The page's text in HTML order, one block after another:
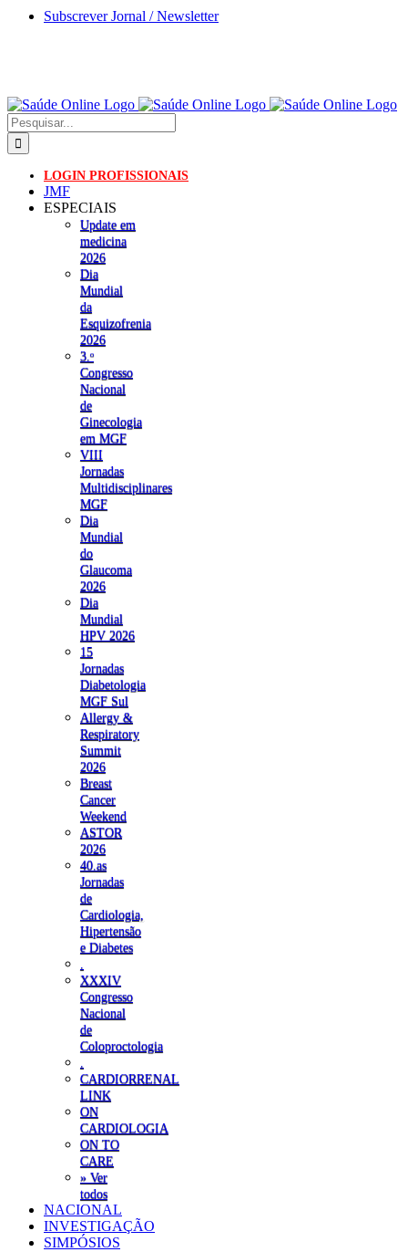
Skip
Subscrever Jornal / Newsletter
Pesquisar
LOGIN PROFISSIONAIS
JMF
ESPECIAIS
Update em
medicina
2026
Dia
Mundial
da
Esquizofrenia
2026
3.ᵒ
Congresso
Nacional
de
Ginecologia
em MGF
VIII
Jornadas
Multidisciplinares
MGF
Dia
Mundial
do
Glaucoma
2026
Dia
Mundial
HPV 2026
15
Jornadas
Diabetologia
MGF Sul
Allergy &
Respiratory
Summit
2026
Breast
Cancer
Weekend
ASTOR
2026
40.as
Jornadas
de
Cardiologia,
Hipertensão
e Diabetes
XXXIV
Congresso
Nacional
de
Coloproctologia
CARDIORRENAL
LINK
ON
CARDIOLOGIA
ON TO
CARE
» Ver
todos
NACIONAL
INVESTIGAÇÃO
SIMPÓSIOS